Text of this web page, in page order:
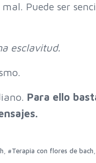
Puede ser
esclavitud.
Para ello
#Terapia con flores de bach